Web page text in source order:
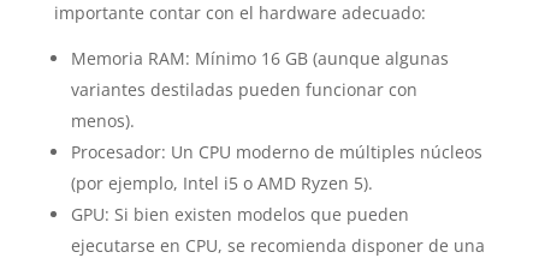
importante contar con el hardware adecuado:
Memoria RAM: Mínimo 16 GB (aunque algunas
variantes destiladas pueden funcionar con
menos).
Procesador: Un CPU moderno de múltiples núcleos
(por ejemplo, Intel i5 o AMD Ryzen 5).
GPU: Si bien existen modelos que pueden
ejecutarse en CPU, se recomienda disponer de una